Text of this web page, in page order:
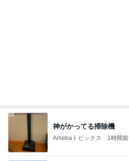
神がかってる掃除機
Amebaトピックス 1時間前